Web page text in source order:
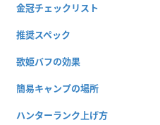
金冠チェックリスト
推奨スペック
歌姫バフの効果
簡易キャンプの場所
ハンターランク上げ方